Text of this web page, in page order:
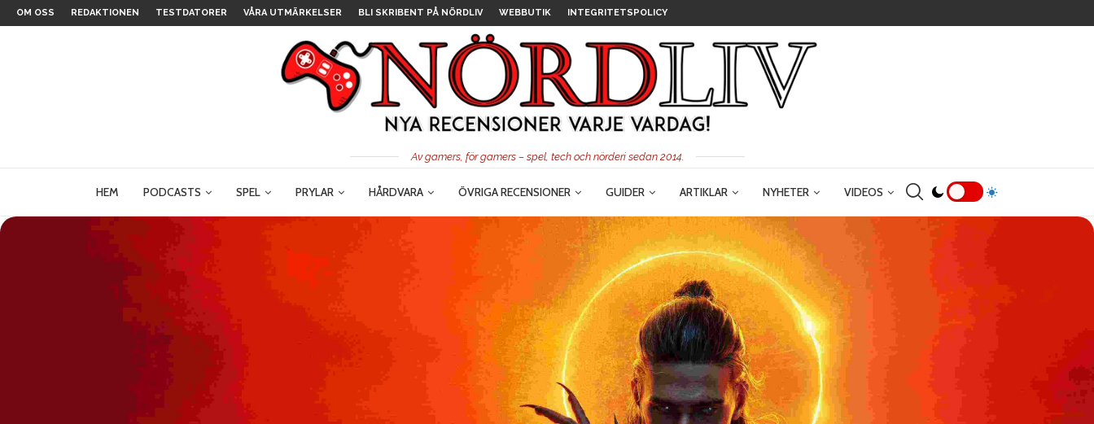
OM OSS REDAKTIONEN TESTDATORER VÅRA UTMÄRKELSER BLI SKRIBENT PÅ NÖRDLIV WEBBUTIK INTEGRITETSPOLICY
Av gamers, för gamers – spel, tech och nörderi sedan 2014.
HEM PODCASTS SPEL PRYLAR HÅRDVARA ÖVRIGA RECENSIONER GUIDER ARTIKLAR NYHETER VIDEOS